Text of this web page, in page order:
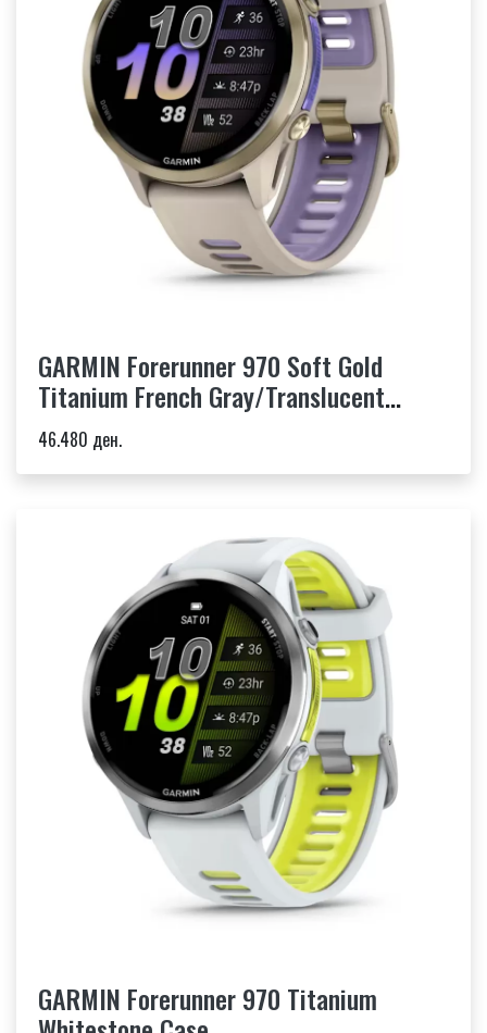
GARMIN Forerunner 970 Soft Gold
Titanium French Gray/Translucent
Indigo
46.480 ден.
GARMIN Forerunner 970 Titanium